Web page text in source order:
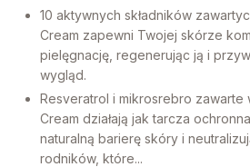
10 aktywnych składników
Cream zapewni Twojej skórze
pielęgnację, regenerując ją i
wygląd.
Resveratrol i mikrosrebro zawarte
Cream działają jak tarcza
naturalną barierę skóry i
rodników, które...